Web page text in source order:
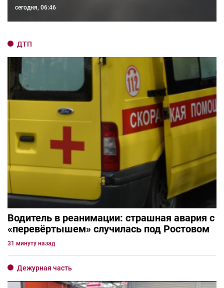
сегодня, 06:46
ДТП
Водитель в реанимации: страшная авария с
«перевёртышем» случилась под Ростовом
31 минуту назад
Дежурная часть